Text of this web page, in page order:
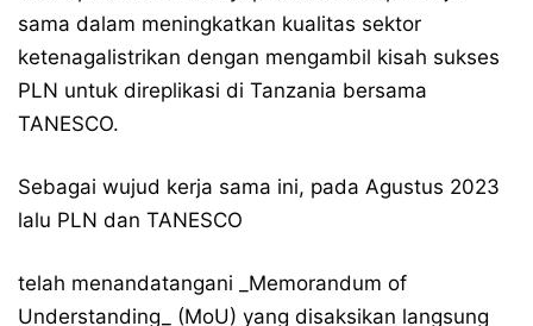
sama dalam meningkatkan kualitas sektor
ketenagalistrikan dengan mengambil kisah sukses
PLN untuk direplikasi di Tanzania bersama
TANESCO.
Sebagai wujud kerja sama ini, pada Agustus 2023
lalu PLN dan TANESCO
telah menandatangani _Memorandum of
Understanding_ (MoU) yang disaksikan langsung